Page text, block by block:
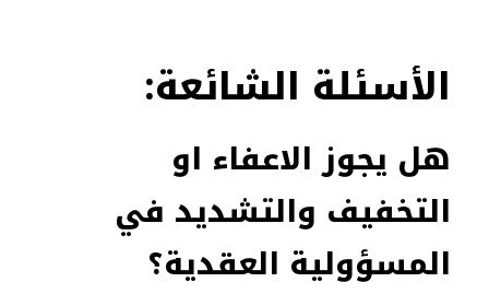
الأسئلة الشائعة:
هل يجوز الاعفاء او
التخفيف والتشديد في
المسؤولية العقدية؟